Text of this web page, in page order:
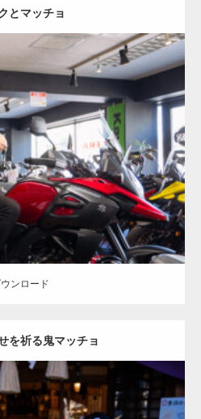
とマッチョ
2025.05.13
オレンジの人 SOSUKE 大胸筋
（東京）
ンロード
を祈る鬼マッチョ